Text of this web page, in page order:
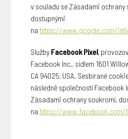
v souladu se Zásadami ochrany
dostupnými
na https://www.google.com/
Služby Facebook Pixel,
Facebook Inc., sídlem 1601
CA 94025, USA. Sesbírané
následně společností Facebook
Zásadami ochrany soukromí,
na https://www.facebook.com/